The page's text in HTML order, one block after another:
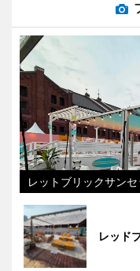
レットブリックサン
レッド